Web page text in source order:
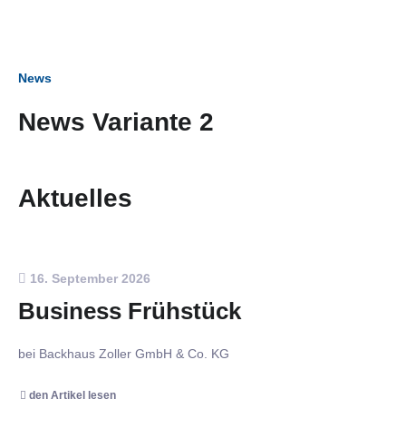
News
News Variante 2
Aktuelles
16. September 2026
Business Frühstück
bei Backhaus Zoller GmbH & Co. KG
den Artikel lesen